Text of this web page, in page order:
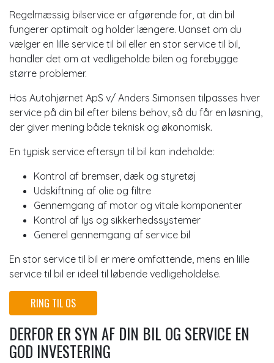
Regelmæssig bilservice er afgørende for, at din bil
fungerer optimalt og holder længere. Uanset om du
vælger en lille service til bil eller en stor service til bil,
handler det om at vedligeholde bilen og forebygge
større problemer.
Hos Autohjørnet ApS v/ Anders Simonsen tilpasses hver
service på din bil efter bilens behov, så du får en løsning,
der giver mening både teknisk og økonomisk.
En typisk service eftersyn til bil kan indeholde:
Kontrol af bremser, dæk og styretøj
Udskiftning af olie og filtre
Gennemgang af motor og vitale komponenter
Kontrol af lys og sikkerhedssystemer
Generel gennemgang af service bil
En stor service til bil er mere omfattende, mens en lille
service til bil er ideel til løbende vedligeholdelse.
RING TIL OS
DERFOR ER SYN AF DIN BIL OG SERVICE EN
GOD INVESTERING